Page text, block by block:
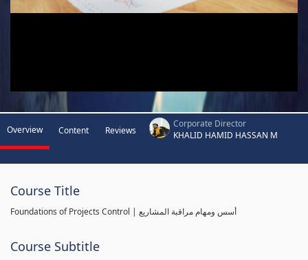
Overview Content Reviews
Corporate Director
KHALID HAMID HASSAN M
Course Title
Foundations of Projects Control | أسس ومهام مراقبة المشاريع
Course Subtitle